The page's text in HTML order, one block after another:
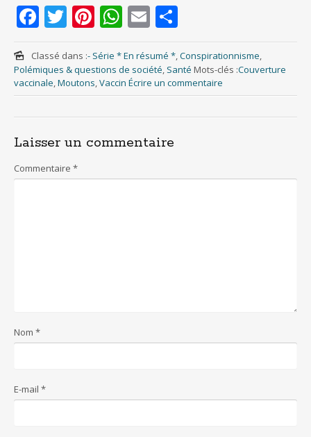
F
ac
e
b
o
o
k
T
w
itt
er
Pi
nt
er
e
st
W
h
at
s
A
p
p
E
m
ai
l
h
ar
e
Classé dans :- Série * En résumé *,Conspirationnisme,
Polémiques & questions de société, Santé Mots-clés :Couverture
vaccinale,Moutons,Vaccin Écrire un commentaire
Laisser un commentaire
Commentaire *
Nom *
E-mail *